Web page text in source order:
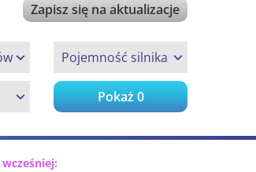
Zapisz się na aktualizacje
Pojemność silnika
Pokaż0